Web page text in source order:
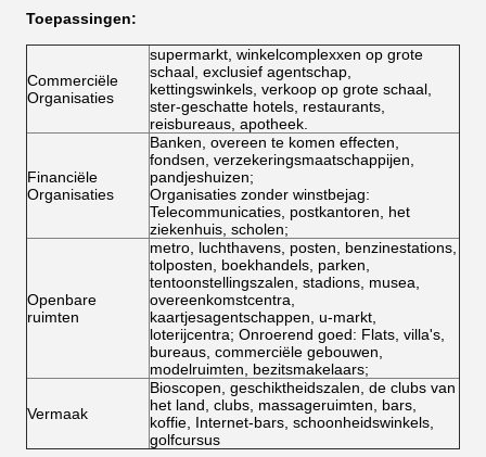
Toepassingen:
Commerciële
Organisaties
supermarkt, winkelcomplexxen op grote
schaal, exclusief agentschap,
kettingswinkels, verkoop op grote schaal,
ster-geschatte hotels, restaurants,
reisbureaus, apotheek.
Financiële
Organisaties
Banken, overeen te komen effecten,
fondsen, verzekeringsmaatschappijen,
pandjeshuizen;
Organisaties zonder winstbejag:
Telecommunicaties, postkantoren, het
ziekenhuis, scholen;
Openbare
ruimten
metro, luchthavens, posten, benzinestations,
tolposten, boekhandels, parken,
tentoonstellingszalen, stadions, musea,
overeenkomstcentra,
kaartjesagentschappen, u-markt,
loterijcentra; Onroerend goed: Flats, villa's,
bureaus, commerciële gebouwen,
modelruimten, bezitsmakelaars;
Vermaak
Bioscopen, geschiktheidszalen, de clubs van
het land, clubs, massageruimten, bars,
koffie, Internet-bars, schoonheidswinkels,
golfcursus